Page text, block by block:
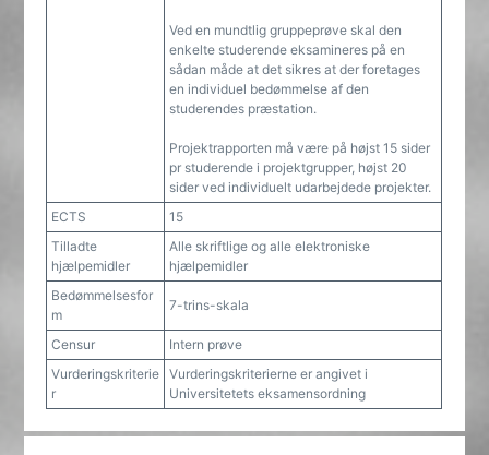
Ved en mundtlig gruppeprøve skal den
enkelte studerende eksamineres på en
sådan måde at det sikres at der foretages
en individuel bedømmelse af den
studerendes præstation.
Projektrapporten må være på højst 15 sider
pr studerende i projektgrupper, højst 20
sider ved individuelt udarbejdede projekter.
ECTS
15
Tilladte
hjælpemidler
Alle skriftlige og alle elektroniske
hjælpemidler
Bedømmelsesfor
m
7-trins-skala
Censur
Intern prøve
Vurderingskriterie
r
Vurderingskriterierne er angivet i
Universitetets eksamensordning